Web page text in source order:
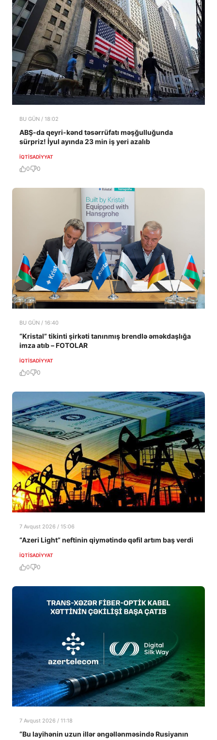
BU GÜN / 18:02
ABŞ-da qeyri-kənd təsərrüfatı məşğulluğunda
sürpriz! İyul ayında 23 min iş yeri azalıb
İQTISADIYYAT
0 0
BU GÜN / 16:40
“Kristal” tikinti şirkəti tanınmış brendlə əməkdaşlığa
imza atıb – FOTOLAR
İQTISADIYYAT
0 0
7 Avqust 2026 / 15:06
“Azeri Light” neftinin qiymətində qəfil artım baş verdi
İQTISADIYYAT
0 0
7 Avqust 2026 / 11:18
“Bu layihənin uzun illər əngəllənməsində Rusiyanın